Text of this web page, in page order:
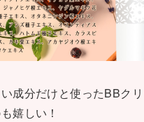
成分だけと使ったBBク
嬉しい！